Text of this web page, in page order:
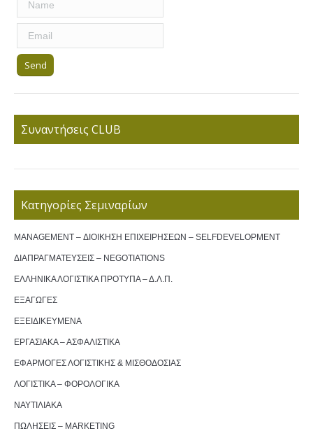
Συναντήσεις CLUB
Κατηγορίες Σεμιναρίων
MANAGEMENT – ΔΙΟΙΚΗΣΗ ΕΠΙΧΕΙΡΗΣΕΩΝ – SELFDEVELOPMENT
ΔΙΑΠΡΑΓΜΑΤΕΥΣΕΙΣ – NEGOTIATIONS
ΕΛΛΗΝΙΚΑ ΛΟΓΙΣΤΙΚΑ ΠΡΟΤΥΠΑ – Δ.Λ.Π.
ΕΞΑΓΩΓΕΣ
ΕΞΕΙΔΙΚΕΥΜΕΝΑ
ΕΡΓΑΣΙΑΚΑ – ΑΣΦΑΛΙΣΤΙΚΑ
ΕΦΑΡΜΟΓΕΣ ΛΟΓΙΣΤΙΚΗΣ & ΜΙΣΘΟΔΟΣΙΑΣ
ΛΟΓΙΣΤΙΚΑ – ΦΟΡΟΛΟΓΙΚΑ
ΝΑΥΤΙΛΙΑΚΑ
ΠΩΛΗΣΕΙΣ – MARKETING